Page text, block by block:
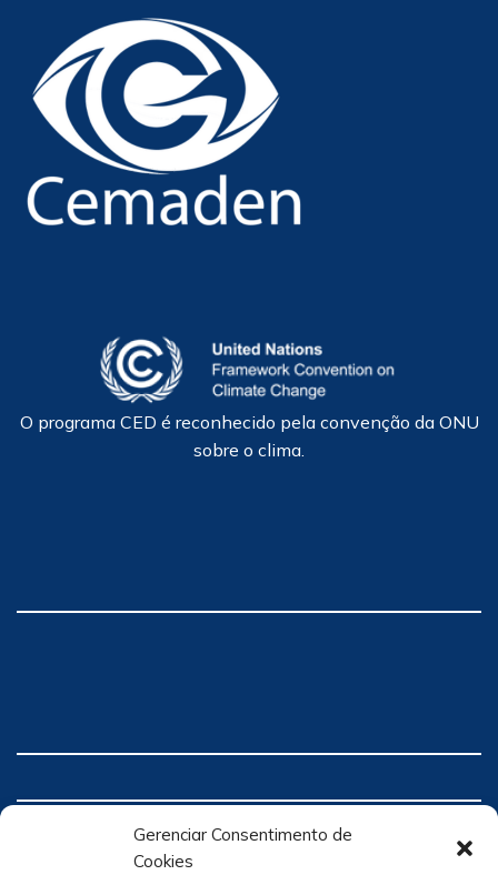
Gerenciar Consentimento de
Cookies
O programa CED é reconhecido pela convenção da ONU
sobre o clima.